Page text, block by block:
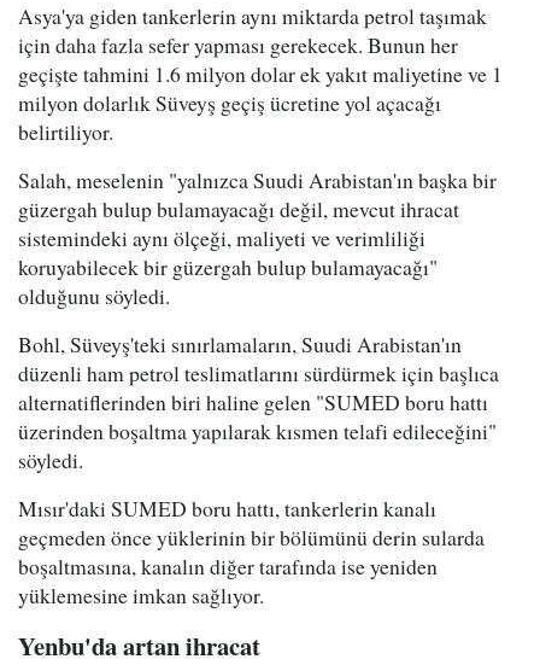
Asya'ya giden tankerlerin aynı miktarda petrol taşımak
için daha fazla sefer yapması gerekecek. Bunun her
geçişte tahmini 1.6 milyon dolar ek yakıt maliyetine ve 1
milyon dolarlık Süveyş geçiş ücretine yol açacağı
belirtiliyor.
Salah, meselenin "yalnızca Suudi Arabistan'ın başka bir
güzergah bulup bulamayacağı değil, mevcut ihracat
sistemindeki aynı ölçeği, maliyeti ve verimliliği
koruyabilecek bir güzergah bulup bulamayacağı"
olduğunu söyledi.
Bohl, Süveyş'teki sınırlamaların, Suudi Arabistan'ın
düzenli ham petrol teslimatlarını sürdürmek için başlıca
alternatiflerinden biri haline gelen "SUMED boru hattı
üzerinden boşaltma yapılarak kısmen telafi edileceğini"
söyledi.
Mısır'daki SUMED boru hattı, tankerlerin kanalı
geçmeden önce yüklerinin bir bölümünü derin sularda
boşaltmasına, kanalın diğer tarafında ise yeniden
yüklemesine imkan sağlıyor.
Yenbu'da artan ihracat